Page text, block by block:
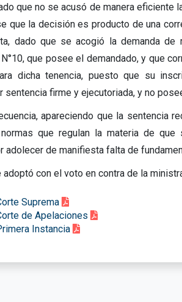
que no se acusó de manera eficiente
que la decisión es producto de una
dado que se acogió la demanda de
que posee el demandado, y que
dicha tenencia, puesto que su
sentencia firme y ejecutoriada, y no
apareciendo que la sentencia
que regulan la materia de
adolecer de manifiesta falta de
con el voto en contra de la
Suprema
de Apelaciones
Instancia